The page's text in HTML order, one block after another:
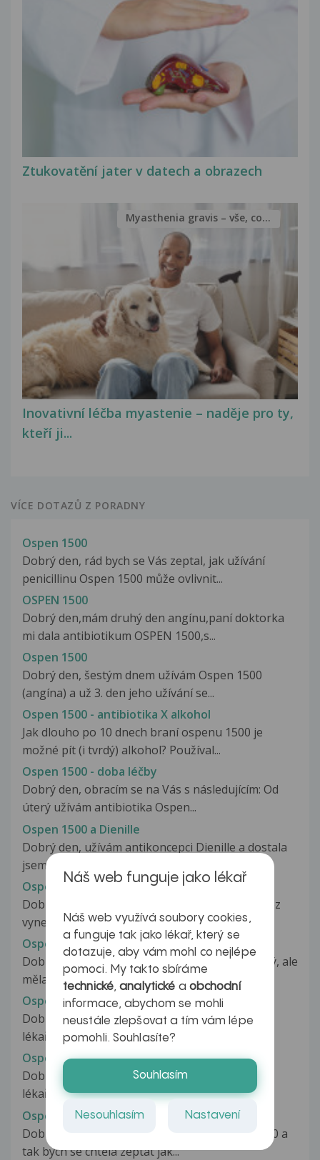
Ztukovatění jater v datech a obrazech
Inovativní léčba myastenie – naděje pro ty,
kteří ji...
Myasthenia gravis – vše, co...
VÍCE DOTAZŮ Z PORADNY
Ospen 1500
Dobrý den, rád bych se Vás zeptal, jak užívání
penicillinu Ospen 1500 může ovlivnit...
OSPEN 1500
Dobrý den,mám druhý den angínu,paní doktorka
mi dala antibiotikum OSPEN 1500,s...
Ospen 1500
Dobrý den, šestým dnem užívám Ospen 1500
(angína) a už 3. den jeho užívání se...
Ospen 1500 - antibiotika X alkohol
Jak dlouho po 10 dnech braní ospenu 1500 je
možné pít (i tvrdý) alkohol? Používal...
Ospen 1500 - doba léčby
Dobrý den, obracím se na Vás s následujícím: Od
úterý užívám antibiotika Ospen...
Ospen 1500 a Dienille
Dobrý den, užívám antikoncepci Dienille a dostala
jsem antibiotika Ospen 1500...
Ospen 1500 a HA Nyssiela
Dobrý den, chtěla bych se zeptat, pravidelně bez
vynechání užívám HA Nyssiela...
Ospen 1500 a tetování
Dobrý den, možná Vám můj dotaz přijde hloupý, ale
měla jsem v posledním měsíci...
Ospen 1500 a Yadine
Dobrý den, měla jsem angínu a dostala jsem od
lékařky antibiotika Ospen 1500...
Ospen 400
Dobrý den Od pátku má nás syn 16m určenou
lékařkou angínu, cepi na jazyku..bez...
Ospen a antikoncepce
Dobrý den, dostala jsem antibiotika Ospen 1500 a
tak bych se chtěla zeptat jak...
Náš web funguje jako lékař
Náš web využívá soubory cookies,
a funguje tak jako lékař, který se
dotazuje, aby vám mohl co nejlépe
pomoci. My takto sbíráme
technické,analytické a obchodní
informace, abychom se mohli
neustále zlepšovat a tím vám lépe
pomohli. Souhlasíte?
Souhlasím
Nesouhlasím Nastavení